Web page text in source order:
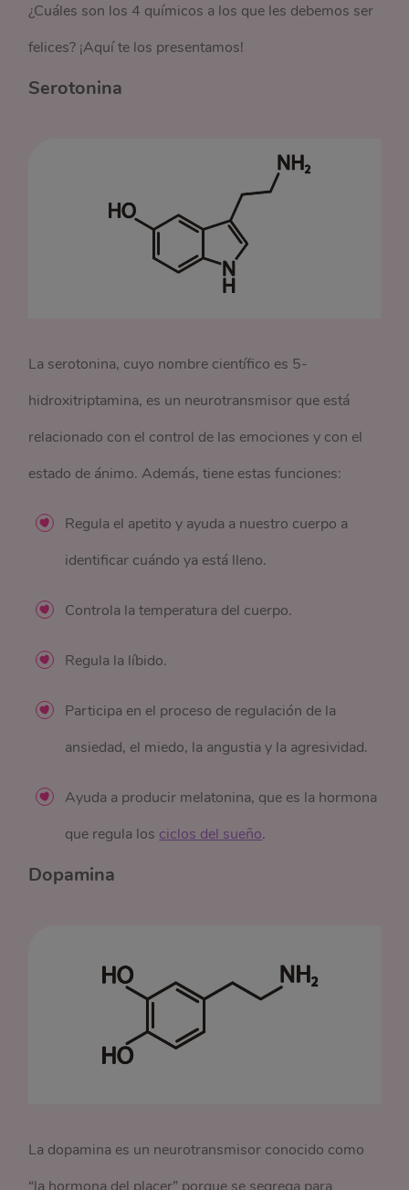
¿Cuáles son los 4 químicos a los que les debemos ser
felices? ¡Aquí te los presentamos!
Serotonina
La serotonina, cuyo nombre científico es 5-
hidroxitriptamina, es un neurotransmisor que está
relacionado con el control de las emociones y con el
estado de ánimo. Además, tiene estas funciones:
Regula el apetito y ayuda a nuestro cuerpo a
identificar cuándo ya está lleno.
Controla la temperatura del cuerpo.
Regula la líbido.
Participa en el proceso de regulación de la
ansiedad, el miedo, la angustia y la agresividad.
Ayuda a producir melatonina, que es la hormona
que regula los ciclos del sueño.
Dopamina
La dopamina es un neurotransmisor conocido como